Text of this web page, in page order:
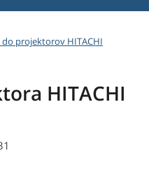
do projektorov HITACHI
HITACHI